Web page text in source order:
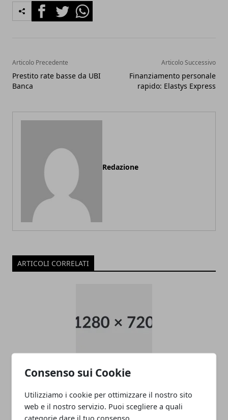
Consenso sui Cookie
Utilizziamo i cookie per ottimizzare il nostro sito
web e il nostro servizio. Puoi scegliere a quali
categorie dare il tuo consenso.
FacebookTwitterWhatsapp
Articolo Precedente
Prestito rate basse da UBI
Banca
Articolo Successivo
Finanziamento personale
rapido: Elastys Express
Redazione
ARTICOLI CORRELATI
Unicredit, prestito Credit Express Mini
13/02/2012